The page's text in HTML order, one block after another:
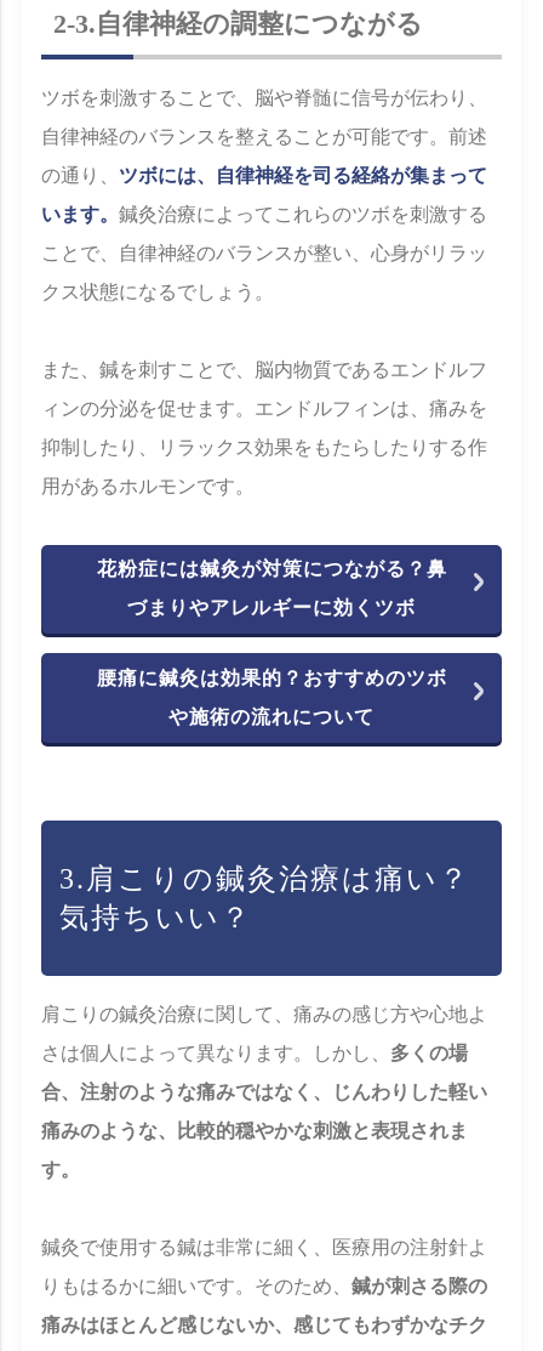
2-3.自律神経の調整につながる
ツボを刺激することで、脳や脊髄に信号が伝わり、
自律神経のバランスを整えることが可能です。前述
の通り、 ツボには、自律神経を司る経絡が集まって
います。鍼灸治療によってこれらのツボを刺激する
ことで、自律神経のバランスが整い、心身がリラッ
クス状態になるでしょう。
また、鍼を刺すことで、脳内物質であるエンドルフ
ィンの分泌を促せます。エンドルフィンは、痛みを
抑制したり、リラックス効果をもたらしたりする作
用があるホルモンです。
花粉症には鍼灸が対策につながる？鼻
づまりやアレルギーに効くツボ
腰痛に鍼灸は効果的？おすすめのツボ
や施術の流れについて
3.肩こりの鍼灸治療は痛い？
気持ちいい？
肩こりの鍼灸治療に関して、痛みの感じ方や心地よ
さは個人によって異なります。しかし、 多くの場
合、注射のような痛みではなく、じんわりした軽い
痛みのような、比較的穏やかな刺激と表現されま
す。
鍼灸で使用する鍼は非常に細く、医療用の注射針よ
りもはるかに細いです。そのため、鍼が刺さる際の
痛みはほとんど感じないか、感じてもわずかなチク